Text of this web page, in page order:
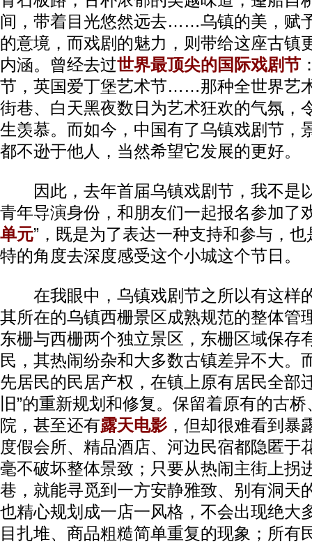
间，带着目光悠然远去……乌镇的美，赋
的意境，而戏剧的魅力，则带给这座古镇
内涵。曾经去过世界最顶尖的国际戏剧节
节，英国爱丁堡艺术节……那种全世界艺
街巷、白天黑夜数日为艺术狂欢的气氛，
生羡慕。而如今，中国有了乌镇戏剧节，
都不逊于他人，当然希望它发展的更好。
因此，去年首届乌镇戏剧节，我不是
青年导演身份，和朋友们一起报名参加了
单元”，既是为了表达一种支持和参与，
特的角度去深度感受这个小城这个节日。
在我眼中，乌镇戏剧节之所以有这样
其所在的乌镇西栅景区成熟规范的整体管
东栅与西栅两个独立景区，东栅区域保存
民，其热闹纷杂和大多数古镇差异不大。
先居民的民居产权，在镇上原有居民全部
旧”的重新规划和修复。保留着原有的古
院，甚至还有露天电影 ，但却很难看到暴
度假会所、精品酒店、河边民宿都隐匿于
毫不破坏整体景致；只要从热闹主街上拐
巷，就能寻觅到一方安静雅致、别有洞天
也精心规划成一店一风格，不会出现绝大
目扎堆、商品粗糙简单重复的现象；所有